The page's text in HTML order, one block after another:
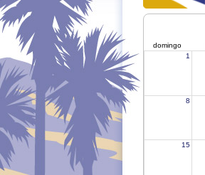
domingo
1
8
15